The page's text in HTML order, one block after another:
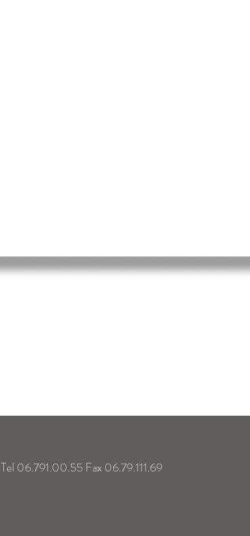
Tel 06.791.00.55 Fax 06.79.111.69